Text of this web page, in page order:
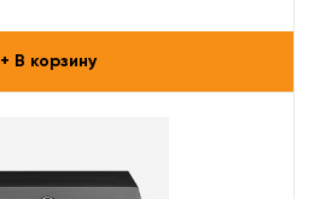
+ В корзину